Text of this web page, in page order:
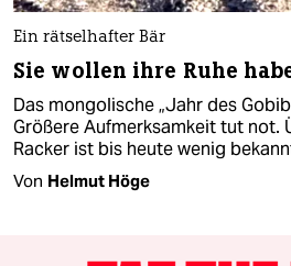
Ein rätselhafter Bär
Sie wollen ihre Ruhe
Das mongolische „Jahr des
Größere Aufmerksamkeit tut not.
Racker ist bis heute wenig
Von Helmut Höge